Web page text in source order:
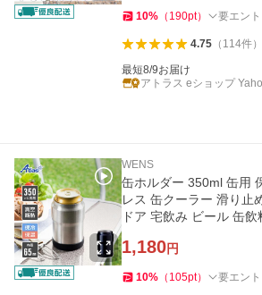
10% （ 190pt） 要エン
4.75（ 114件）
最短8/9お届け
アトラス eショップ
WENS
缶ホルダー 350ml 缶用
レス 缶クーラー 滑り止
ドア 宅飲み ビール 缶飲
1,180円
10% （ 105pt） 要エン